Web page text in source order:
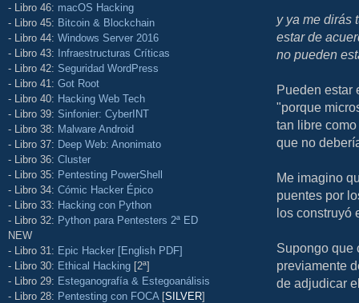
- Libro 46: macOS Hacking
- Libro 45: Bitcoin & Blockchain
- Libro 44: Windows Server 2016
- Libro 43: Infraestructuras Críticas
- Libro 42: Seguridad WordPress
- Libro 41: Got Root
- Libro 40: Hacking Web Tech
- Libro 39: Sinfonier: CyberINT
- Libro 38: Malware Android
- Libro 37: Deep Web: Anonimato
- Libro 36: Cluster
- Libro 35: Pentesting PowerShell
- Libro 34: Cómic Hacker Épico
- Libro 33: Hacking con Python
- Libro 32: Python para Pentesters 2ª ED
NEW
- Libro 31: Epic Hacker [English PDF]
- Libro 30: Ethical Hacking [2ª]
- Libro 29: Esteganografía & Estegoanálisis
- Libro 28: Pentesting con FOCA [SILVER]
y ya me dirás
estar de
no pueden
Pueden estar
"porque
tan libre
que no
Me imagino
puentes por
los construyó
Supongo que
previamente
de adjudicar